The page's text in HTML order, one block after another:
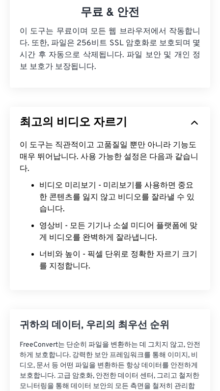
무료 & 안전
이 도구는 무료이며 모든 웹 브라우저에서 작동합니
다. 또한, 파일은 256비트 SSL 암호화로 보호되며 몇
시간 후 자동으로 삭제됩니다. 파일 보안 및 개인 정
보 보호가 보장됩니다.
최고의 비디오 자르기
이 도구는 직관적이고 고품질일 뿐만 아니라 기능도
매우 뛰어납니다. 사용 가능한 설정은 다음과 같습니
다.
비디오 미리보기 - 미리보기를 사용하면 중요
한 콘텐츠를 잃지 않고 비디오를 잘라낼 수 있
습니다.
영상비 - 모든 기기나 소셜 미디어 플랫폼에 맞
게 비디오를 완벽하게 잘라냅니다.
너비와 높이 - 픽셀 단위로 정확한 자르기 크기
를 지정합니다.
귀하의 데이터, 우리의 최우선 순위
FreeConvert는 단순히 파일을 변환하는 데 그치지 않고, 안전
하게 보호합니다. 강력한 보안 프레임워크를 통해 이미지, 비
디오, 문서 등 어떤 파일을 변환하든 항상 데이터를 안전하게
보호합니다. 고급 암호화, 안전한 데이터 센터, 그리고 철저한
모니터링을 통해 데이터 보안의 모든 측면을 철저히 관리합